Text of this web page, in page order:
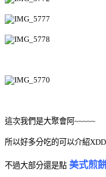
這次我們是大聚會阿~~~~~
所以好多分吃的可以介紹
不過大部分還是點 美式煎